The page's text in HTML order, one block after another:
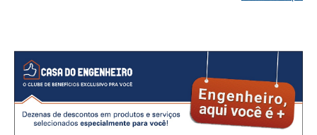
CONTATO
CURSOS